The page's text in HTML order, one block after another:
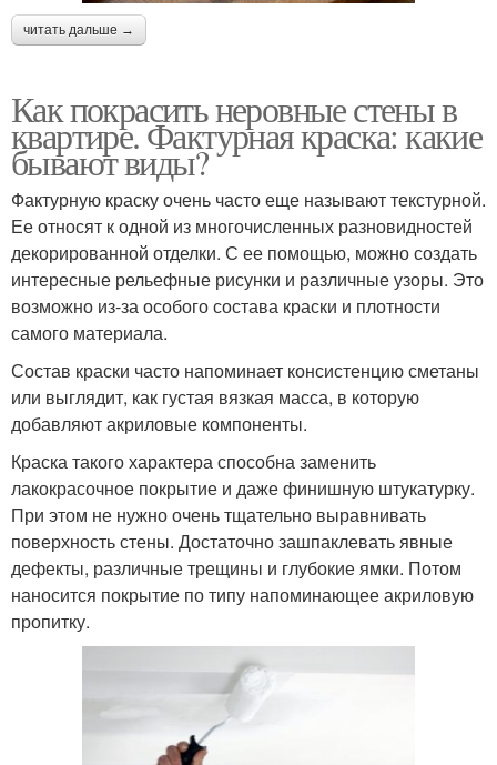
читать дальше →
Как покрасить неровные стены в
квартире. Фактурная краска: какие
бывают виды?
Фактурную краску очень часто еще называют текстурной.
Ее относят к одной из многочисленных разновидностей
декорированной отделки. С ее помощью, можно создать
интересные рельефные рисунки и различные узоры. Это
возможно из-за особого состава краски и плотности
самого материала.
Состав краски часто напоминает консистенцию сметаны
или выглядит, как густая вязкая масса, в которую
добавляют акриловые компоненты.
Краска такого характера способна заменить
лакокрасочное покрытие и даже финишную штукатурку.
При этом не нужно очень тщательно выравнивать
поверхность стены. Достаточно зашпаклевать явные
дефекты, различные трещины и глубокие ямки. Потом
наносится покрытие по типу напоминающее акриловую
пропитку.